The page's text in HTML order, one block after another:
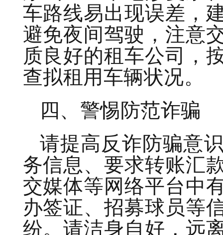
车路线易出现误差，
避免夜间驾驶，注意
质良好的租车公司，
查拟租用车辆状况。
四、警惕防范诈骗
请提高反诈防骗意
务信息、要求转账汇
交媒体等网络平台中
办签证、招募球员等
纷。请洁身自好，远